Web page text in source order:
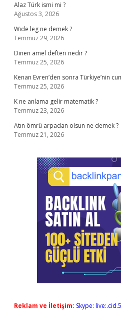
Alaz Türk ismi mi ?
Ağustos 3, 2026
Wıde leg ne demek ?
Temmuz 29, 2026
Dinen amel defteri nedir ?
Temmuz 25, 2026
Kenan Evren’den sonra Türkiye’nin
Temmuz 25, 2026
K ne anlama gelir matematik ?
Temmuz 23, 2026
Atın ömrü arpadan olsun ne demek ?
Temmuz 21, 2026
Reklam ve İletişim: Skype: